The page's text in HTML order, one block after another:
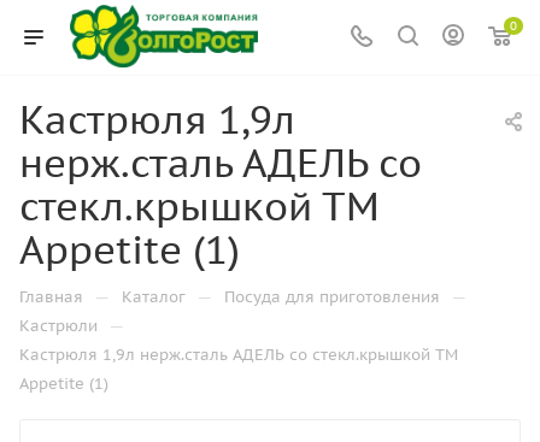
0
Кастрюля 1,9л
нерж.сталь АДЕЛЬ со
стекл.крышкой ТМ
Appetite (1)
Главная — Каталог — Посуда для приготовления —
Кастрюли —
Кастрюля 1,9л нерж.сталь АДЕЛЬ со стекл.крышкой ТМ
Appetite (1)